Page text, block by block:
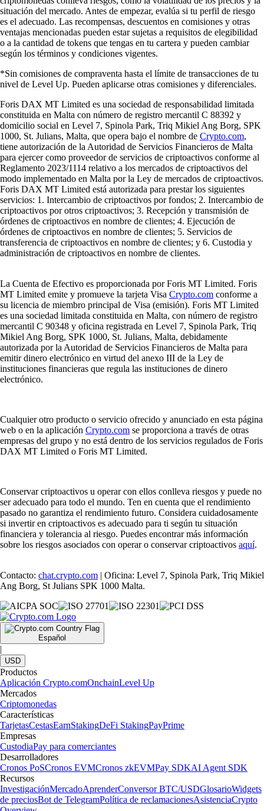
situación del mercado. Antes de empezar, evalúa si tu perfil de riesgo
es el adecuado. Las recompensas, descuentos en comisiones y otras
ventajas mencionadas pueden estar sujetas a requisitos de elegibilidad
o a la cantidad de tokens que tengas en tu cartera y pueden cambiar
según los términos y condiciones vigentes.
*Sin comisiones de compraventa hasta el límite de transacciones de tu
nivel de Level Up. Pueden aplicarse otras comisiones y diferenciales.
Foris DAX MT Limited es una sociedad de responsabilidad limitada
constituida en Malta con número de registro mercantil C 88392 y
domicilio social en Level 7, Spinola Park, Triq Mikiel Ang Borg, SPK
1000, St. Julians, Malta, que opera bajo el nombre de Crypto.com,
tiene autorización de la Autoridad de Servicios Financieros de Malta
para ejercer como proveedor de servicios de criptoactivos conforme al
Reglamento 2023/1114 relativo a los mercados de criptoactivos del
modo implementado en Malta por la Ley de mercados de criptoactivos.
Foris DAX MT Limited está autorizada para prestar los siguientes
servicios: 1. Intercambio de criptoactivos por fondos; 2. Intercambio de
criptoactivos por otros criptoactivos; 3. Recepción y transmisión de
órdenes de criptoactivos en nombre de clientes; 4. Ejecución de
órdenes de criptoactivos en nombre de clientes; 5. Servicios de
transferencia de criptoactivos en nombre de clientes; y 6. Custodia y
administración de criptoactivos en nombre de clientes.
La Cuenta de Efectivo es proporcionada por Foris MT Limited. Foris
MT Limited emite y promueve la tarjeta Visa Crypto.com conforme a
su licencia de miembro principal de Visa (emisión). Foris MT Limited
es una sociedad limitada constituida en Malta, con número de registro
mercantil C 90348 y oficina registrada en Level 7, Spinola Park, Triq
Mikiel Ang Borg, SPK 1000, St. Julians, Malta, debidamente
autorizada por la Autoridad de Servicios Financieros de Malta para
emitir dinero electrónico en virtud del anexo III de la Ley de
instituciones financieras que regula las instituciones de dinero
electrónico.
Cualquier otro producto o servicio ofrecido y anunciado en esta página
web o en la aplicación Crypto.com se proporciona a través de otras
empresas del grupo y no está dentro de los servicios regulados de Foris
DAX MT Limited o Foris MT Limited.
Conservar criptoactivos u operar con ellos conlleva riesgos y puede no
ser adecuado para todo el mundo. Ten en cuenta que el rendimiento
pasado no garantiza el rendimiento futuro. Considera cuidadosamente
si invertir en criptoactivos es adecuado para ti según tu situación
financiera y tolerancia al riesgo. Puedes encontrar más información
sobre los riesgos asociados con operar o conservar criptoactivos aquí.
Contacto: chat.crypto.com | Oficina: Level 7, Spinola Park, Triq Mikiel
Ang Borg, St Julians SPK 1000 Malta.
Español
|
USD
Productos
Aplicación Crypto.comOnchainLevel Up
Mercados
Criptomonedas
Características
TarjetasCestasEarnStakingDeFi StakingPayPrime
Empresas
CustodiaPay para comerciantes
Desarrolladores
Cronos PoSCronos EVMCronos zkEVMPay SDKAI Agent SDK
Recursos
InvestigaciónMercadoAprenderConversor BTC/USDGlosarioWidgets
de preciosBot de TelegramPolítica de reclamacionesAsistenciaCrypto